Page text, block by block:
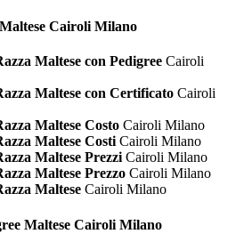
Maltese Cairoli Milano
Maltese con Pedigree Cairoli
Maltese con Certificato Cairoli
Maltese Costo Cairoli Milano
Maltese CostiCairoli Milano
Maltese PrezziCairoli Milano
Maltese Prezzo Cairoli Milano
Maltese Cairoli Milano
Maltese Cairoli Milano